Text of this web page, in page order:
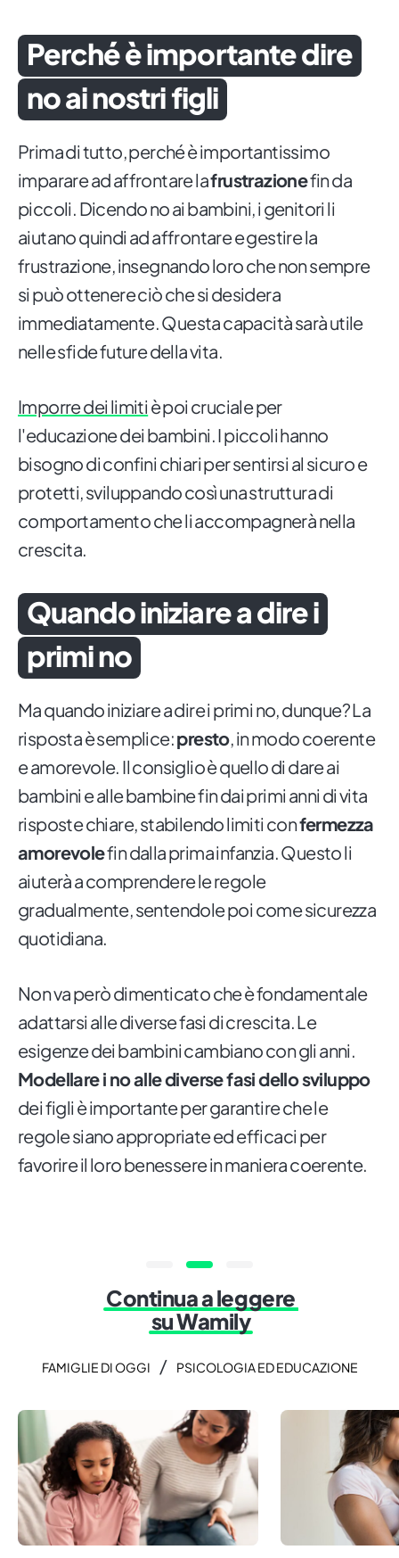
Perché è importante dire
no ai nostri figli
Prima di tutto, perché è importantissimo
imparare ad affrontare lafrustrazionefin da
piccoli. Dicendo no ai bambini, i genitori li
aiutano quindi ad affrontare e gestire la
frustrazione, insegnando loro che non sempre
si può ottenere ciò che si desidera
immediatamente. Questa capacità sarà utile
nelle sfide future della vita.
Imporre dei limiti è poi cruciale per
l'educazione dei bambini. I piccoli hanno
bisogno di confini chiari per sentirsi al sicuro e
protetti, sviluppando così una struttura di
comportamento che li accompagnerà nella
crescita.
Quando iniziare a dire i
primi no
Ma quando iniziare a dire i primi no, dunque? La
risposta è semplice:presto, in modo coerente
e amorevole. Il consiglio è quello di dare ai
bambini e alle bambine fin dai primi anni di vita
risposte chiare, stabilendo limiti confermezza
amorevolefin dalla prima infanzia. Questo li
aiuterà a comprendere le regole
gradualmente, sentendole poi come sicurezza
quotidiana.
Non va però dimenticato che è fondamentale
adattarsi alle diverse fasi di crescita. Le
esigenze dei bambini cambiano con gli anni.
Modellare i no alle diverse fasi dello sviluppo
dei figli è importante per garantire che le
regole siano appropriate ed efficaci per
favorire il loro benessere in maniera coerente.
Continua a leggere
su Wamily
FAMIGLIE DI OGGI / PSICOLOGIA ED EDUCAZIONE